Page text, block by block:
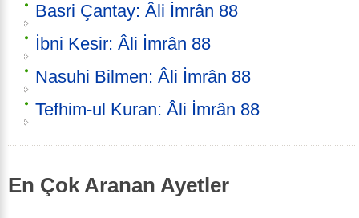
Basri Çantay: Âli İmrân 88
İbni Kesir: Âli İmrân 88
Nasuhi Bilmen: Âli İmrân 88
Tefhim-ul Kuran: Âli İmrân 88
En Çok Aranan Ayetler